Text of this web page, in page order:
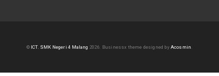
© ICT. SMK Negeri 4 Malang 2026. Businessx theme designed byAcosmin